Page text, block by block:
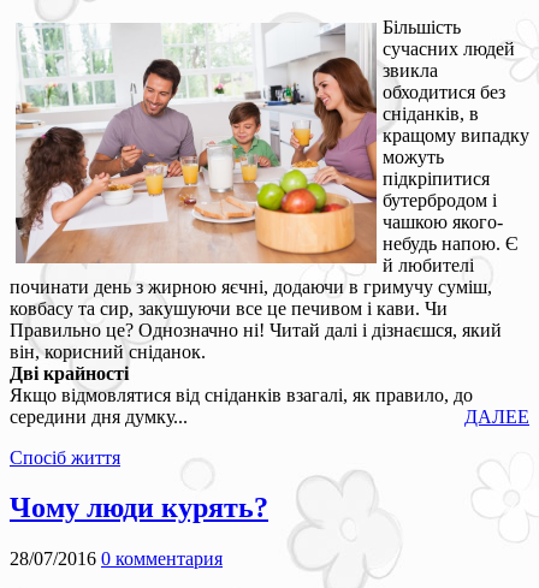
Більшість
сучасних людей
звикла
обходитися без
сніданків, в
кращому випадку
можуть
підкріпитися
бутербродом і
чашкою якого-
небудь напою. Є
й любителі
починати день з жирною яєчні, додаючи в гримучу суміш,
ковбасу та сир, закушуючи все це печивом і кави. Чи
Правильно це? Однозначно ні! Читай далі і дізнаєшся, який
він, корисний сніданок.
Дві крайності
Якщо відмовлятися від сніданків взагалі, як правило, до
середини дня думку...
ДАЛЕЕ
Спосіб життя
Чому люди курять?
28/07/2016 0 комментария